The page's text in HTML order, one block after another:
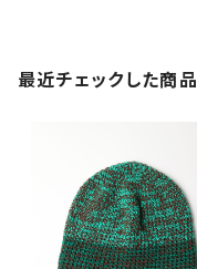
最近チェックした商品